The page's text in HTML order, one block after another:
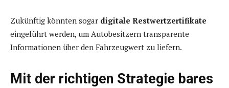
Zukünftig könnten sogar digitale Restwertzertifikate
eingeführt werden, um Autobesitzern transparente
Informationen über den Fahrzeugwert zu liefern.
Mit der richtigen Strategie bares